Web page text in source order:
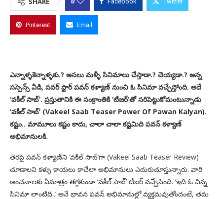
Pinterest Email
ఎన్నాళ్ళకెన్నాళ్ళకు.? అసలు మళ్ళీ సినిమాలు చేస్తాడా.? చెయ్యడా.? అన్న
సస్పెన్స్‌ వీడి, పవర్‌ స్టార్‌ పవన్‌ కళ్యాణ్‌ నుంచి ఓ సినిమా వచ్చేస్తోంది. అదే
‘వకీల్‌ సాబ్‌’. ప్రస్తుతానికి ఈ సంక్రాంతికి ‘టీజర్‌’తో సరిపెట్టుకోమంటున్నాడు
‘వకీల్‌ సాబ్‌’ (Vakeel Saab Teaser Power Of Pawan Kalyan).
కష్టం.. మామూలు కష్టం కాదు, చాలా చాలా కష్టమిది పవన్‌ కళ్యాణ్‌
అభిమానులకి.
తెరపై పవన్‌ కళ్యాణ్‌ని ‘వకీల్‌ సాబ్‌’గా (Vakeel Saab Teaser Review)
చూడాలని కళ్ళు కాయలు కాచేలా అభిమానులు ఎదురుచూస్తున్నారు. వారి
అంచనాలకు ఏమాత్రం తగ్గకుండా ‘వకీల్‌ సాబ్‌’ టీజర్‌ వచ్చేసింది. ‘ఇది ఓ చిన్న
సినిమా లాంటిది..’ అనే భావన పవన్‌ అభిమానుల్లో వ్యక్తమవుతోందంటే, తమ